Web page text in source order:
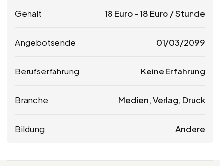
Gehalt 18 Euro -18 Euro / Stunde
Angebotsende 01/03/2099
Berufserfahrung Keine Erfahrung
Branche Medien, Verlag, Druck
Bildung Andere